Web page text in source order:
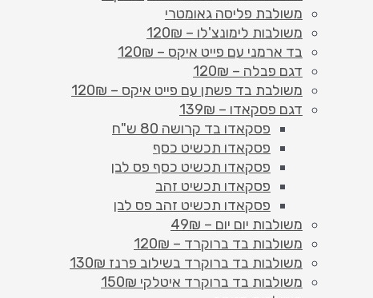
משולבת פליסה גאומטרי
משולבות לימונצ'לו – 120₪
בד ארמני עם פייט איקס – 120₪
דגם פבלה – 120₪
משולבת בד פשתן עם פייט איקס – 120₪
דגם פסקאדו – 139₪
פסקאדו בד קרושה 80 ש"ח
פסקאדו תכשיט כסף
פסקאדו תכשיט כסף פס לבן
פסקאדו תכשיט זהב
פסקאדו תכשיט זהב פס לבן
משולבות יום יום – 49₪
משולבות בד ברוקרד – 120₪
משולבות בד ברוקרד בשילוב פרנז 130₪
משולבות בד ברוקרד איטלקי 150₪